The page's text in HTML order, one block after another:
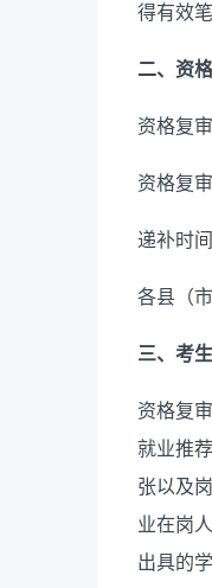
得有效
二、资
资格复
资格复
递补时
各县（
三、考
资格复
就业推
张以及
业在岗
出具的